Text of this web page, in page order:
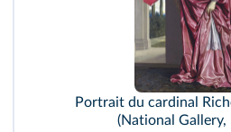
Portrait du cardinal
(National Gallery,